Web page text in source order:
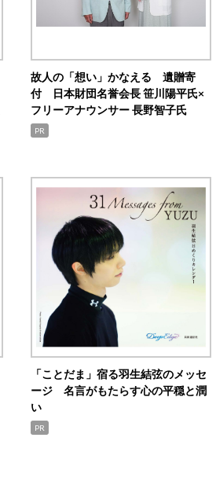
故人の「想い」かなえる 遺贈寄
付 日本財団名誉会長 笹川陽平氏×
フリーアナウンサー 長野智子氏
PR
「ことだま」宿る羽生結弦のメッセ
ージ 名言がもたらす心の平穏と潤
い
PR